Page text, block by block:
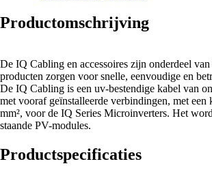
Productomschrijving
De IQ Cabling en accessoires zijn onderdeel
producten zorgen voor snelle, eenvoudige en
De IQ Cabling is een uv-bestendige kabel van
met vooraf geïnstalleerde verbindingen, met een
mm², voor de IQ Series Microinverters. Het
staande PV-modules.
Productspecificaties